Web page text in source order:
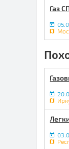
Газ